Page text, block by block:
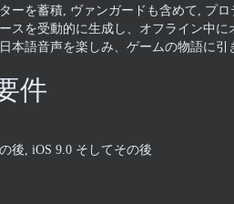
ーを蓄積, ヴァンガードも含めて, プ
スを受動的に生成し、オフライン中に
本語音声を楽しみ、ゲームの物語に引
件
後, iOS 9.0 そしてその後